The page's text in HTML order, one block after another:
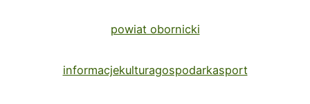
powiat obornicki
informacjekulturagospodarkasport